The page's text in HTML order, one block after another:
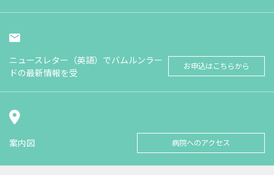
ニュースレター（英語）でバムルンラー
ドの最新情報を受
お申込はこちらから
案内図 病院へのアクセス